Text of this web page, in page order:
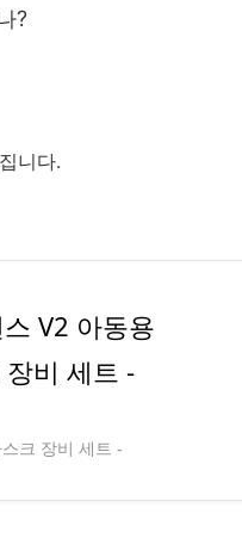
?
니다.
V2 아동용
비 세트 -
크 장비 세트 -